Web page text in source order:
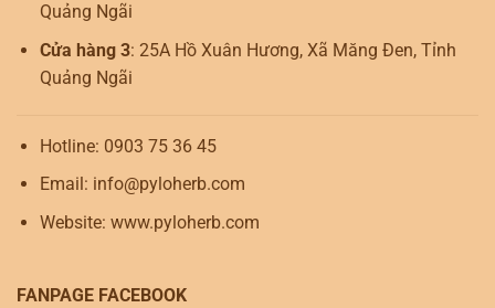
Quảng Ngãi
Cửa hàng 3: 25A Hồ Xuân Hương, Xã Măng Đen, Tỉnh
Quảng Ngãi
Hotline: 0903 75 36 45
Email: info@pyloherb.com
Website: www.pyloherb.com
FANPAGE FACEBOOK